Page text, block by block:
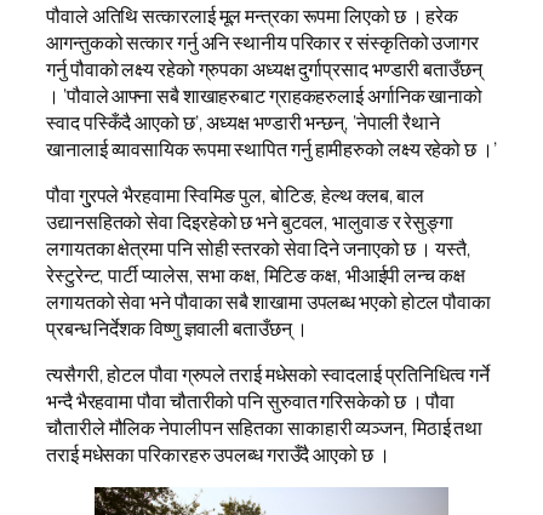
पौवाले अतिथि सत्कारलाई मूल मन्त्रका रूपमा लिएको छ । हरेक
आगन्तुकको सत्कार गर्नु अनि स्थानीय परिकार र संस्कृतिको उजागर
गर्नु पौवाको लक्ष्य रहेको ग्रुपका अध्यक्ष दुर्गाप्रसाद भण्डारी बताउँछन्
। ‘पौवाले आफ्ना सबै शाखाहरुबाट ग्राहकहरुलाई अर्गानिक खानाको
स्वाद पस्किँदै आएको छ’, अध्यक्ष भण्डारी भन्छन्, ‘नेपाली रैथाने
खानालाई व्यावसायिक रूपमा स्थापित गर्नु हामीहरुको लक्ष्य रहेको छ ।’
पौवा गु्रपले भैरहवामा स्विमिङ पुल, बोटिङ, हेल्थ क्लब, बाल
उद्यानसहितको सेवा दिइरहेको छ भने बुटवल, भालुवाङ र रेसुङ्गा
लगायतका क्षेत्रमा पनि सोही स्तरको सेवा दिने जनाएको छ । यस्तै,
रेस्टुरेन्ट, पार्टी प्यालेस, सभा कक्ष, मिटिङ कक्ष, भीआईपी लन्च कक्ष
लगायतको सेवा भने पौवाका सबै शाखामा उपलब्ध भएको होटल पौवाका
प्रबन्ध निर्देशक विष्णु ज्ञवाली बताउँछन् ।
त्यसैगरी, होटल पौवा ग्रुपले तराई मधेसको स्वादलाई प्रतिनिधित्व गर्ने
भन्दै भैरहवामा पौवा चौतारीको पनि सुरुवात गरिसकेको छ । पौवा
चौतारीले मौलिक नेपालीपन सहितका साकाहारी व्यञ्जन, मिठाई तथा
तराई मधेसका परिकारहरु उपलब्ध गराउँदै आएको छ ।